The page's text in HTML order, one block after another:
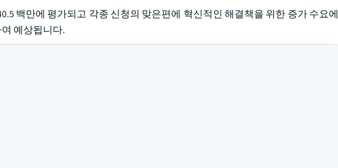
백만에 평가되고 각종 신청의 맞은편에 혁신적인 해결책을 위한 증가 수요에
여 예상됩니다.